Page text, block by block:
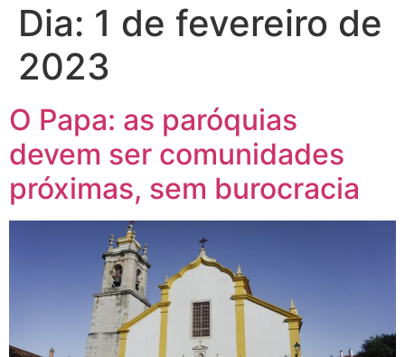
Dia: 1 de fevereiro de
2023
O Papa: as paróquias
devem ser comunidades
próximas, sem burocracia